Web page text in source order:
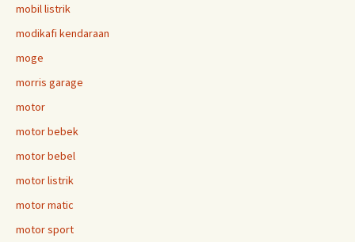
mobil listrik
modikafi kendaraan
moge
morris garage
motor
motor bebek
motor bebel
motor listrik
motor matic
motor sport